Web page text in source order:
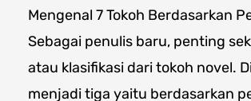
Mengenal 7 Tokoh Berdasarkan
Sebagai penulis baru, penting
atau klasifikasi dari tokoh novel.
menjadi tiga yaitu berdasarkan